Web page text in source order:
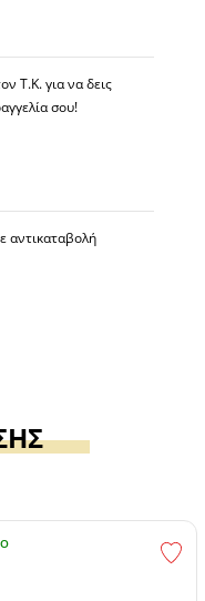
Τ.Κ. για να δεις
σου!
αντικαταβολή